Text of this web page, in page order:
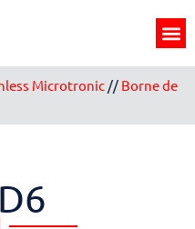
Microtronic // Borne de